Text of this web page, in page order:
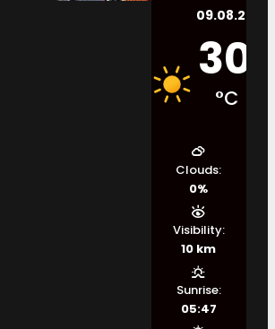
09.08.2026.
30
°C
Clouds:
0%
Visibility:
10 km
Sunrise:
05:47